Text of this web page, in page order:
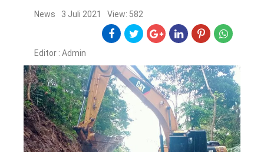
News 3 Juli 2021 View: 582
Editor : Admin